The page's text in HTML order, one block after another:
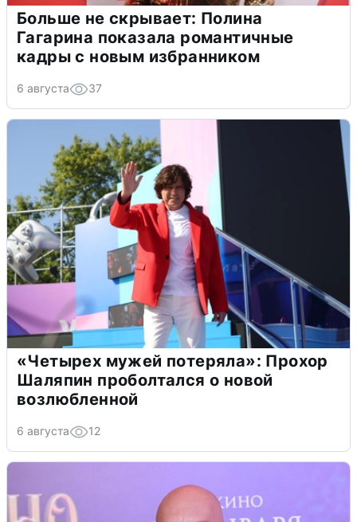
Больше не скрывает: Полина
Гагарина показала романтичные
кадры с новым избранником
6 августа 37
«Четырех мужей потеряла»: Прохор
Шаляпин проболтался о новой
возлюбленной
6 августа 12